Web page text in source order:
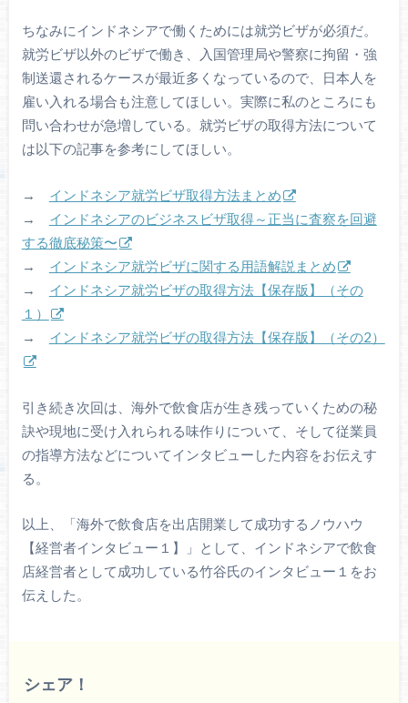
ちなみにインドネシアで働くためには就労ビザが必須だ。
就労ビザ以外のビザで働き、入国管理局や警察に拘留・強
制送還されるケースが最近多くなっているので、日本人を
雇い入れる場合も注意してほしい。実際に私のところにも
問い合わせが急増している。就労ビザの取得方法について
は以下の記事を参考にしてほしい。
→ インドネシア就労ビザ取得方法まとめ
→ インドネシアのビジネスビザ取得～正当に査察を回避
する徹底秘策〜
→ インドネシア就労ビザに関する用語解説まとめ
→ インドネシア就労ビザの取得方法【保存版】（その
１）
→ インドネシア就労ビザの取得方法【保存版】（その2）
引き続き次回は、海外で飲食店が生き残っていくための秘
訣や現地に受け入れられる味作りについて、そして従業員
の指導方法などについてインタビューした内容をお伝えす
る。
以上、「海外で飲食店を出店開業して成功するノウハウ
【経営者インタビュー１】」として、インドネシアで飲食
店経営者として成功している竹谷氏のインタビュー１をお
伝えした。
シェア！